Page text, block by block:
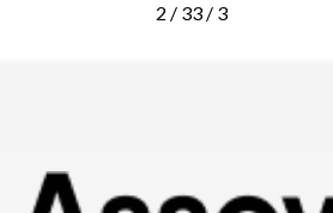
2 / 33 / 3